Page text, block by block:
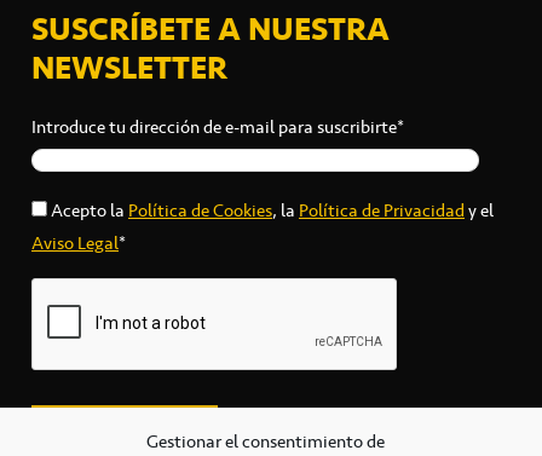
Gestionar el consentimiento de
SUSCRÍBETE A NUESTRA
NEWSLETTER
Introduce tu dirección de e-mail para suscribirte*
Acepto laPolítica de Cookies, laPolítica de Privacidady el
Aviso Legal*